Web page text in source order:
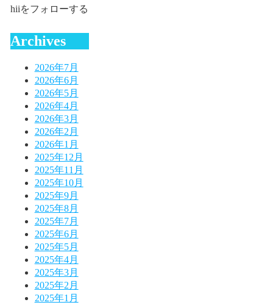
hiiをフォローする
Archives
2026年7月
2026年6月
2026年5月
2026年4月
2026年3月
2026年2月
2026年1月
2025年12月
2025年11月
2025年10月
2025年9月
2025年8月
2025年7月
2025年6月
2025年5月
2025年4月
2025年3月
2025年2月
2025年1月